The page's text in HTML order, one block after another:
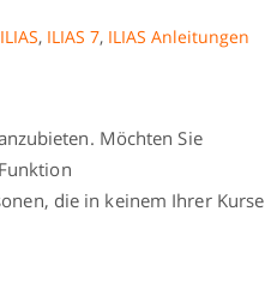
ILIAS, ILIAS 7, ILIAS Anleitungen
Möchten Sie
die in keinem Ihrer Kurse